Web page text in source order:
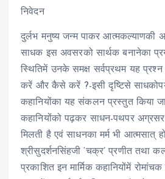
निवेदन
दुर्लभ मनुष्य जन्म पाकर आत्मकल्याणकी
साधक इस अवसरको सार्थक बनानेका
स्थितिमें उनके समक्ष सर्वप्रथम यह प्रश्न
करें और कैसे करें ?-इसी दृष्टिसे
कहानियोंका यह संकलन प्रस्तुत किया
कहानियोंको पढ़कर साधन-पथपर
मिलती है एवं साधनका मर्म भी आत्मसात्
श्रीसुदर्शनसिंहजी ‘चक्र’ प्रणीत तथा
प्रकाशित इन मार्मिक कहानियोंमें